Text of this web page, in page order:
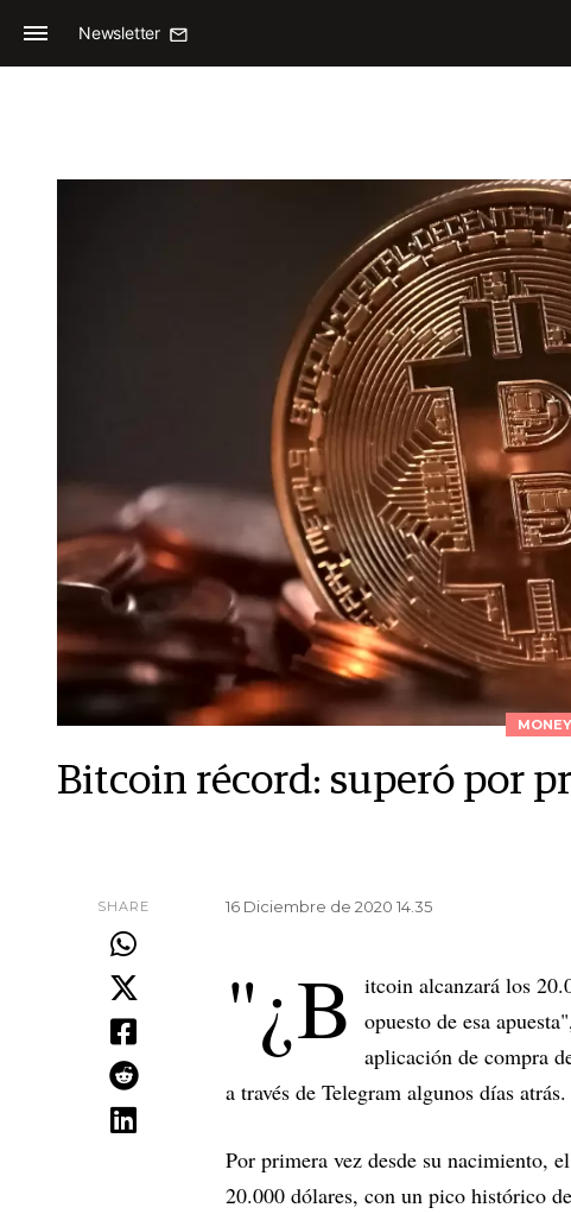
Newsletter
MONEY
Bitcoin récord: superó por
SHARE 16 Diciembre de 2020 14.35
"¿B
itcoin alcanzará los
opuesto de esa
aplicación de compra
a través de Telegram algunos días
Por primera vez desde su nacimiento,
20.000 dólares, con un pico histórico